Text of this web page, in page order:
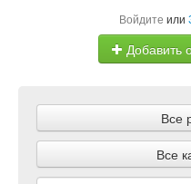
Войдите или
Добавить
Все
Все